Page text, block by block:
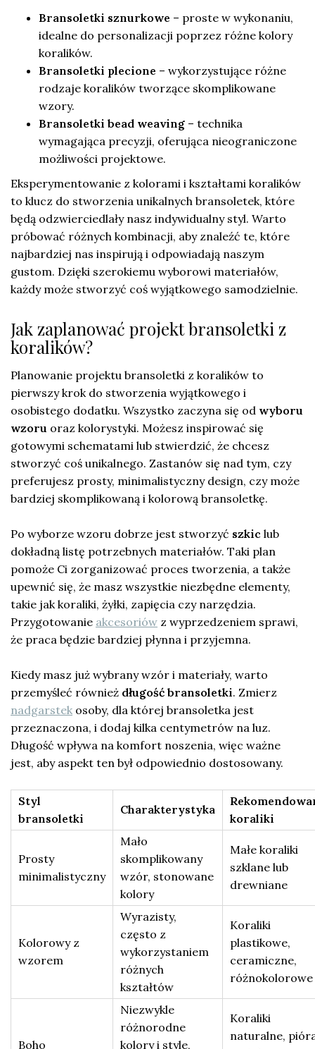
Bransoletki sznurkowe – proste w wykonaniu,
idealne do personalizacji poprzez różne kolory
koralików.
Bransoletki plecione – wykorzystujące różne
rodzaje koralików tworzące skomplikowane
wzory.
Bransoletki bead weaving – technika
wymagająca precyzji, oferująca nieograniczone
możliwości projektowe.
Eksperymentowanie z kolorami i kształtami koralików
to klucz do stworzenia unikalnych bransoletek, które
będą odzwierciedlały nasz indywidualny styl. Warto
próbować różnych kombinacji, aby znaleźć te, które
najbardziej nas inspirują i odpowiadają naszym
gustom. Dzięki szerokiemu wyborowi materiałów,
każdy może stworzyć coś wyjątkowego samodzielnie.
Jak zaplanować projekt bransoletki z
koralików?
Planowanie projektu bransoletki z koralików to
pierwszy krok do stworzenia wyjątkowego i
osobistego dodatku. Wszystko zaczyna się od wyboru
wzoru oraz kolorystyki. Możesz inspirować się
gotowymi schematami lub stwierdzić, że chcesz
stworzyć coś unikalnego. Zastanów się nad tym, czy
preferujesz prosty, minimalistyczny design, czy może
bardziej skomplikowaną i kolorową bransoletkę.
Po wyborze wzoru dobrze jest stworzyć szkic lub
dokładną listę potrzebnych materiałów. Taki plan
pomoże Ci zorganizować proces tworzenia, a także
upewnić się, że masz wszystkie niezbędne elementy,
takie jak koraliki, żyłki, zapięcia czy narzędzia.
Przygotowanie akcesoriów z wyprzedzeniem sprawi,
że praca będzie bardziej płynna i przyjemna.
Kiedy masz już wybrany wzór i materiały, warto
przemyśleć również długość bransoletki. Zmierz
nadgarstek osoby, dla której bransoletka jest
przeznaczona, i dodaj kilka centymetrów na luz.
Długość wpływa na komfort noszenia, więc ważne
jest, aby aspekt ten był odpowiednio dostosowany.
Styl
bransoletki
Charakterystyka
koraliki
Prosty
minimalistyczny
Mało
skomplikowany
wzór, stonowane
kolory
Małe koraliki
szklane lub
drewniane
Kolorowy z
wzorem
Wyrazisty,
często z
wykorzystaniem
różnych
kształtów
Koraliki
plastikowe,
ceramiczne,
różnokolorowe
Boho
Niezwykle
różnorodne
kolory i style,
Koraliki
naturalne,